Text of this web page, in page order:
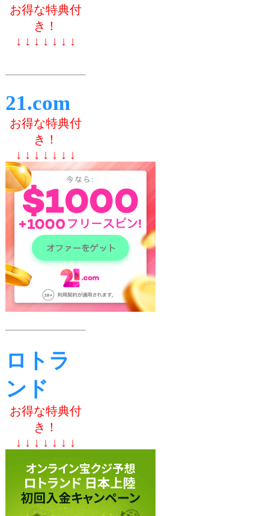
お得な特典付
き！
↓ ↓ ↓ ↓ ↓ ↓ ↓
21.com
お得な特典付
き！
↓ ↓ ↓ ↓ ↓ ↓ ↓
ロトラ
ンド
お得な特典付
き！
↓ ↓ ↓ ↓ ↓ ↓ ↓